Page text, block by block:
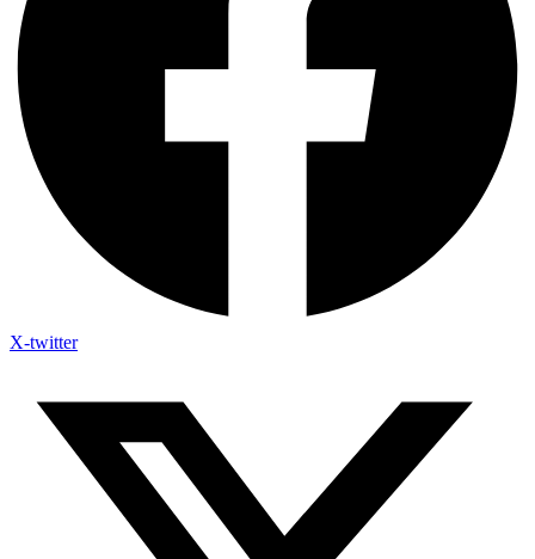
X-twitter